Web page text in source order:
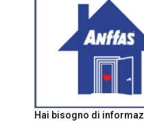
Hai bisogno di